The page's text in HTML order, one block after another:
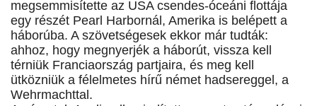
megsemmisítette az USA csendes-óceáni flottája
egy részét Pearl Harbornál, Amerika is belépett a
háborúba. A szövetségesek ekkor már tudták:
ahhoz, hogy megnyerjék a háborút, vissza kell
térniük Franciaország partjaira, és meg kell
ütközniük a félelmetes hírű német hadsereggel, a
Wehrmachttal.